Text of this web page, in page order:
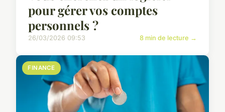
pour gérer vos comptes
personnels ?
26/03/2026 09:53 8 min de lecture →
FINANCE